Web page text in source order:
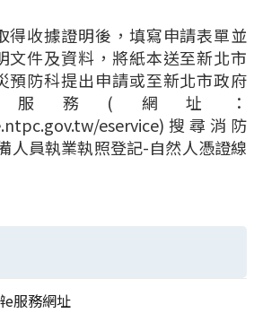
得收據證明後，填寫申請表單並
文件及資料，將紙本送至新北市
預防科提出申請或至新北市政府
務(網址：
eservice)搜尋消防
人員執業執照登記-自然人憑證線
e服務網址